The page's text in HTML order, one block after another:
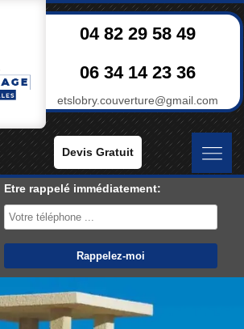
04 82 29 58 49
06 34 14 23 36
etslobry.couverture@gmail.com
Devis Gratuit
Etre rappelé immédiatement: